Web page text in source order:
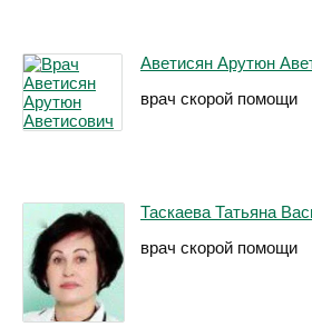
Аветисян Арутюн
врач скорой помощи
Таскаева Татьяна
врач скорой помощи